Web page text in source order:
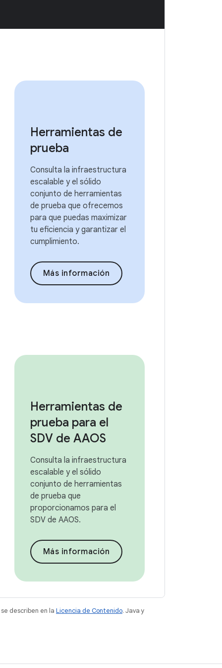
Herramientas de
prueba
Consulta la infraestructura
escalable y el sólido
conjunto de herramientas
de prueba que ofrecemos
para que puedas maximizar
tu eficiencia y garantizar el
cumplimiento.
Más información
Herramientas de
prueba para el
SDV de AAOS
Consulta la infraestructura
escalable y el sólido
conjunto de herramientas
de prueba que
proporcionamos para el
SDV de AAOS.
Más información
describen en la Licencia de Contenido. Java y